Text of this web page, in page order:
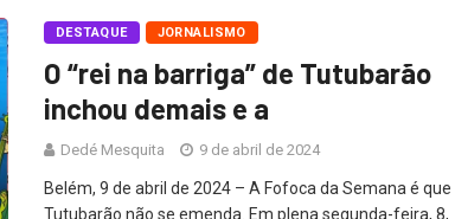
DESTAQUE JORNALISMO
O “rei na barriga” de Tutubarão
inchou demais e a
Dedé Mesquita 9 de abril de 2024
Belém, 9 de abril de 2024 – A Fofoca da Semana é que
Tutubarão não se emenda. Em plena segunda-feira, 8,